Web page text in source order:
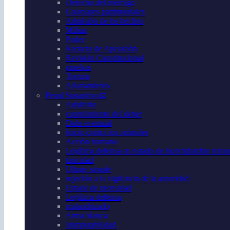
Derecho del enemigo
Cautelares patrimoniales
Admisión de los hechos
Militar
Poder
Recurso de Apelación
Revisión Constitucional
pruebas
Tortura
Allanamiento
Penal Sustantivo⚖️
Adulterio
cumplimiento del deber
Dolo eventual
Juicio contra los animales
Acción humana
Legítima defensa en estado de incertidumbre
tipicidad
Ultraje simple
sujeción a la vigilancia de la autoridad
Estado de necesidad
Legítima defensa
malandrizado
Arma blanca
Inimputabilidad